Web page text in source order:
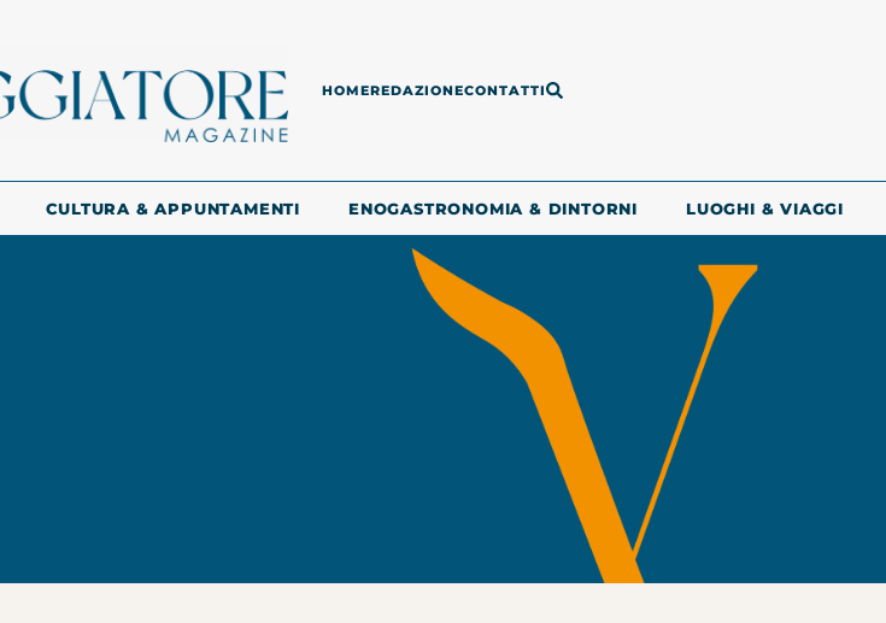
HOMEREDAZIONECONTATTI
CULTURA & APPUNTAMENTI ENOGASTRONOMIA & DINTORNI LUOGHI & VIAGGI